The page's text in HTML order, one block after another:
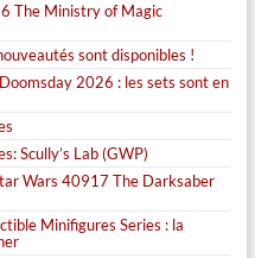
The Ministry of Magic
sont disponibles !
2026 : les sets sont en
Scully’s Lab (GWP)
Wars 40917 The Darksaber
Minifigures Series : la